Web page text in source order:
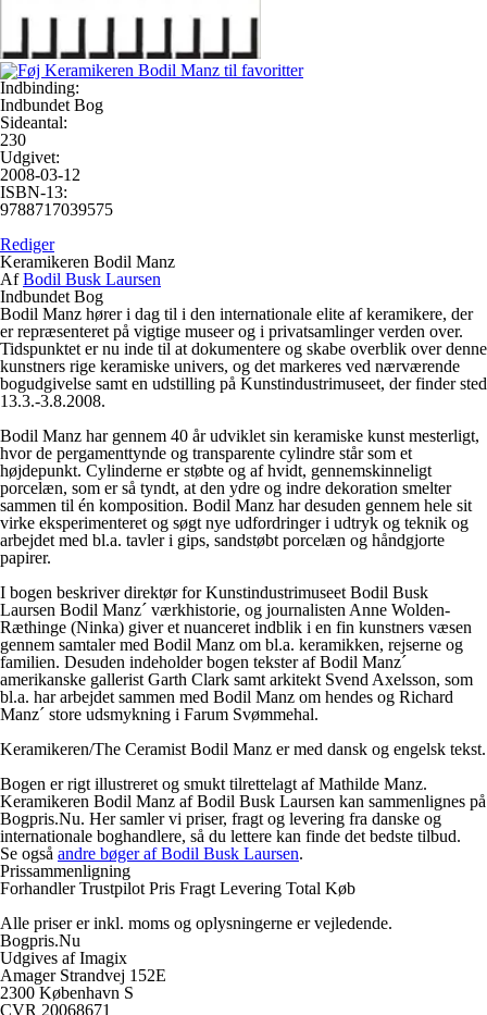
Indbinding:
Indbundet Bog
Sideantal:
230
Udgivet:
2008-03-12
ISBN-13:
9788717039575
Rediger
Keramikeren Bodil Manz
AfBodil Busk Laursen
Indbundet Bog
Bodil Manz hører i dag til i den internationale elite af keramikere, der
er repræsenteret på vigtige museer og i privatsamlinger verden over.
Tidspunktet er nu inde til at dokumentere og skabe overblik over denne
kunstners rige keramiske univers, og det markeres ved nærværende
bogudgivelse samt en udstilling på Kunstindustrimuseet, der finder sted
13.3.-3.8.2008.
Bodil Manz har gennem 40 år udviklet sin keramiske kunst mesterligt,
hvor de pergamenttynde og transparente cylindre står som et
højdepunkt. Cylinderne er støbte og af hvidt, gennemskinneligt
porcelæn, som er så tyndt, at den ydre og indre dekoration smelter
sammen til én komposition. Bodil Manz har desuden gennem hele sit
virke eksperimenteret og søgt nye udfordringer i udtryk og teknik og
arbejdet med bl.a. tavler i gips, sandstøbt porcelæn og håndgjorte
papirer.
I bogen beskriver direktør for Kunstindustrimuseet Bodil Busk
Laursen Bodil Manz´ værkhistorie, og journalisten Anne Wolden-
Ræthinge (Ninka) giver et nuanceret indblik i en fin kunstners væsen
gennem samtaler med Bodil Manz om bl.a. keramikken, rejserne og
familien. Desuden indeholder bogen tekster af Bodil Manz´
amerikanske gallerist Garth Clark samt arkitekt Svend Axelsson, som
bl.a. har arbejdet sammen med Bodil Manz om hendes og Richard
Manz´ store udsmykning i Farum Svømmehal.
Keramikeren/The Ceramist Bodil Manz er med dansk og engelsk tekst.
Bogen er rigt illustreret og smukt tilrettelagt af Mathilde Manz.
Keramikeren Bodil Manz af Bodil Busk Laursen kan sammenlignes på
Bogpris.Nu. Her samler vi priser, fragt og levering fra danske og
internationale boghandlere, så du lettere kan finde det bedste tilbud.
Se også andre bøger af Bodil Busk Laursen.
Prissammenligning
Forhandler Trustpilot Pris Fragt Levering Total Køb
Alle priser er inkl. moms og oplysningerne er vejledende.
Bogpris.Nu
Udgives af Imagix
Amager Strandvej 152E
2300 København S
CVR 20068671